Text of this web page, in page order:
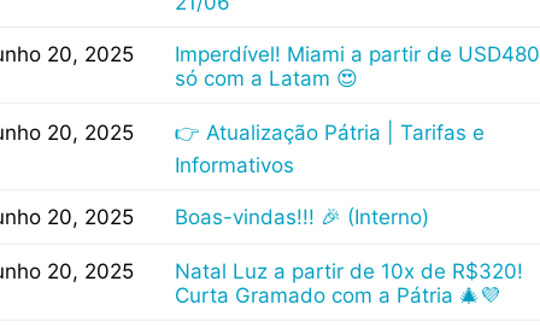
20, 2025
Imperdível! Miami a partir de
só com a Latam 😍
20, 2025
👉 Atualização Pátria | Tarifas e
Informativos
20, 2025 Boas-vindas!!! 🎉 (Interno)
20, 2025
Natal Luz a partir de 10x de R$320!
Curta Gramado com a Pátria 🎄💜